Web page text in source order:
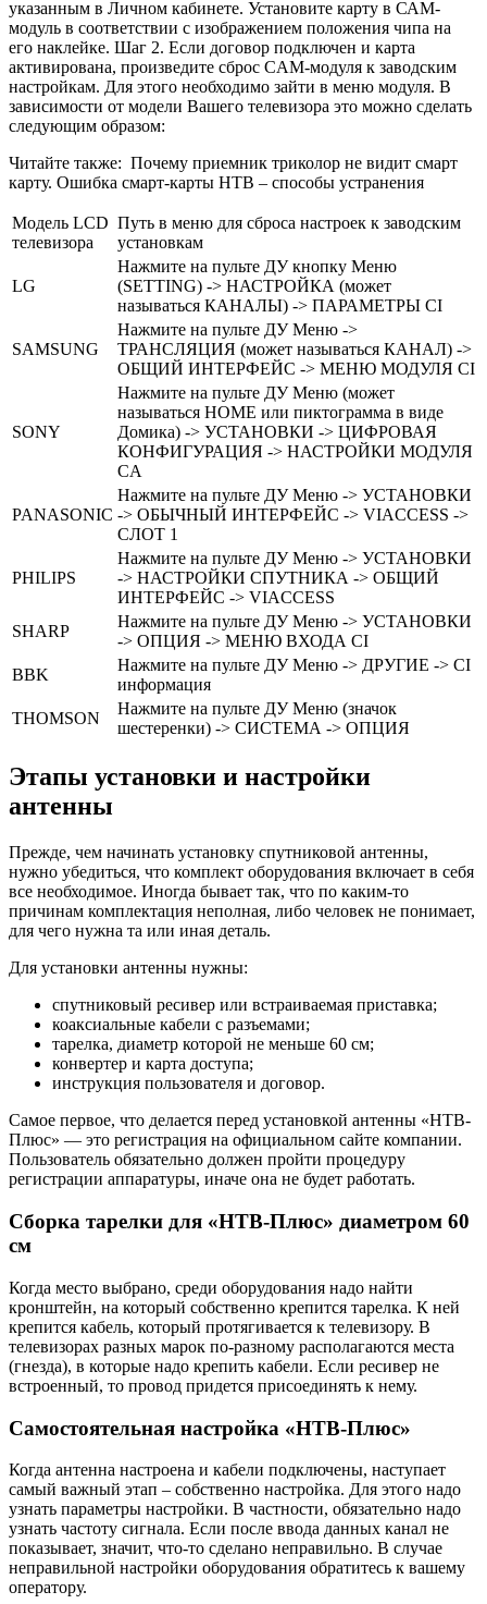
указанным в Личном кабинете. Установите карту в САМ-
модуль в соответствии с изображением положения чипа на
его наклейке. Шаг 2. Если договор подключен и карта
активирована, произведите сброс CAM-модуля к заводским
настройкам. Для этого необходимо зайти в меню модуля. В
зависимости от модели Вашего телевизора это можно сделать
следующим образом:
Читайте также: Почему приемник триколор не видит смарт
карту. Ошибка смарт-карты НТВ – способы устранения
Модель LCD
телевизора
Путь в меню для сброса настроек к заводским
установкам
LG
Нажмите на пульте ДУ кнопку Меню
(SETTING) -> НАСТРОЙКА (может
называться КАНАЛЫ) -> ПАРАМЕТРЫ CI
SAMSUNG
Нажмите на пульте ДУ Меню ->
ТРАНСЛЯЦИЯ (может называться КАНАЛ) ->
ОБЩИЙ ИНТЕРФЕЙС -> МЕНЮ МОДУЛЯ CI
SONY
Нажмите на пульте ДУ Меню (может
называться HOME или пиктограмма в виде
Домика) -> УСТАНОВКИ -> ЦИФРОВАЯ
КОНФИГУРАЦИЯ -> НАСТРОЙКИ МОДУЛЯ
СA
PANASONIC
Нажмите на пульте ДУ Меню -> УСТАНОВКИ
-> ОБЫЧНЫЙ ИНТЕРФЕЙС -> VIACCESS ->
СЛОТ 1
PHILIPS
Нажмите на пульте ДУ Меню -> УСТАНОВКИ
-> НАСТРОЙКИ СПУТНИКА -> ОБЩИЙ
ИНТЕРФЕЙС -> VIACCESS
SHARP
Нажмите на пульте ДУ Меню -> УСТАНОВКИ
-> ОПЦИЯ -> МЕНЮ ВХОДА CI
BBK
Нажмите на пульте ДУ Меню -> ДРУГИЕ -> CI
информация
THOMSON
Нажмите на пульте ДУ Меню (значок
шестеренки) -> СИСТЕМА -> ОПЦИЯ
Этапы установки и настройки
антенны
Прежде, чем начинать установку спутниковой антенны,
нужно убедиться, что комплект оборудования включает в себя
все необходимое. Иногда бывает так, что по каким-то
причинам комплектация неполная, либо человек не понимает,
для чего нужна та или иная деталь.
Для установки антенны нужны:
спутниковый ресивер или встраиваемая приставка;
коаксиальные кабели с разъемами;
тарелка, диаметр которой не меньше 60 см;
конвертер и карта доступа;
инструкция пользователя и договор.
Самое первое, что делается перед установкой антенны «НТВ-
Плюс» — это регистрация на официальном сайте компании.
Пользователь обязательно должен пройти процедуру
регистрации аппаратуры, иначе она не будет работать.
Сборка тарелки для «НТВ-Плюс» диаметром 60
см
Когда место выбрано, среди оборудования надо найти
кронштейн, на который собственно крепится тарелка. К ней
крепится кабель, который протягивается к телевизору. В
телевизорах разных марок по-разному располагаются места
(гнезда), в которые надо крепить кабели. Если ресивер не
встроенный, то провод придется присоединять к нему.
Самостоятельная настройка «НТВ-Плюс»
Когда антенна настроена и кабели подключены, наступает
самый важный этап – собственно настройка. Для этого надо
узнать параметры настройки. В частности, обязательно надо
узнать частоту сигнала. Если после ввода данных канал не
показывает, значит, что-то сделано неправильно. В случае
неправильной настройки оборудования обратитесь к вашему
оператору.